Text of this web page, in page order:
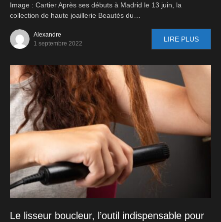
Image : Cartier Après ses débuts à Madrid le 13 juin, la
collection de haute joaillerie Beautés du…
Alexandre
1 septembre 2022
LIRE PLUS
Le lisseur boucleur, l’outil indispensable pour